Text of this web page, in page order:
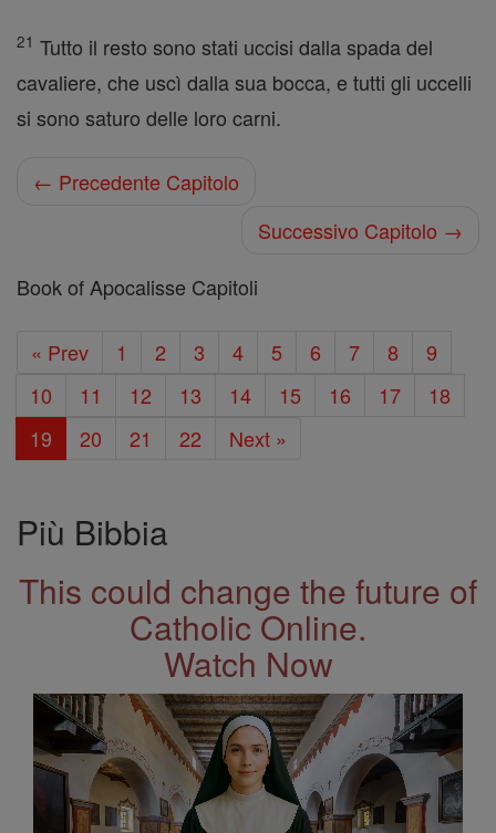
21 Tutto il resto sono stati uccisi dalla spada del
cavaliere, che uscì dalla sua bocca, e tutti gli uccelli
si sono saturo delle loro carni.
← Precedente Capitolo
Successivo Capitolo →
Book of Apocalisse Capitoli
« Prev 1 2 3 4 5 6 7 8
9
10
11 12 13 14 15 16 17
18
19
20 21 22 Next »
Più Bibbia
This could change the future of
Catholic Online.
Watch Now